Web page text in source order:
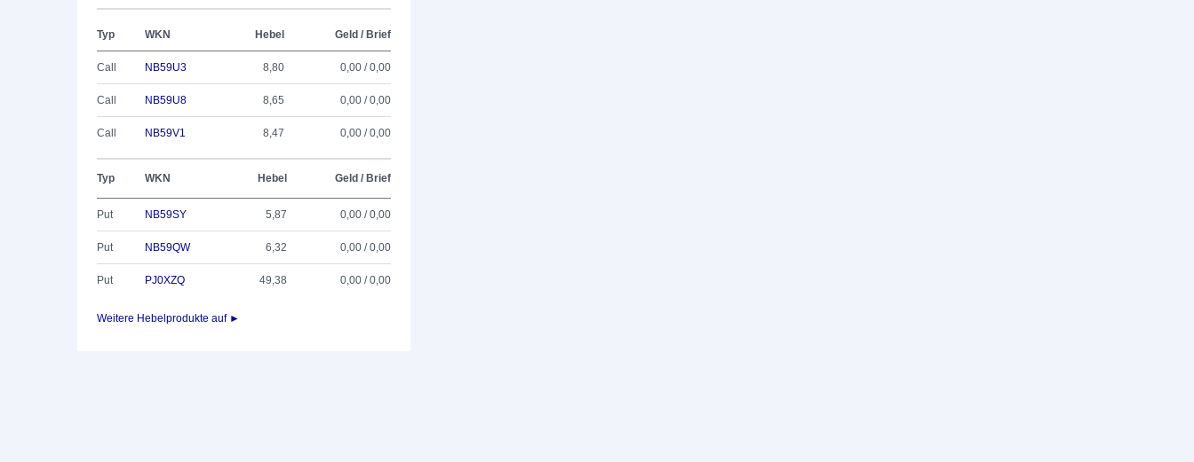
Typ WKN Hebel Geld / Brief
Call NB59U3 8,80 0,00 / 0,00
Call NB59U8 8,65 0,00 / 0,00
Call NB59V1 8,47 0,00 / 0,00
Typ WKN Hebel Geld / Brief
Put NB59SY 5,87 0,00 / 0,00
Put NB59QW 6,32 0,00 / 0,00
Put PJ0XZQ 49,38 0,00 / 0,00
Weitere Hebelprodukte auf ►